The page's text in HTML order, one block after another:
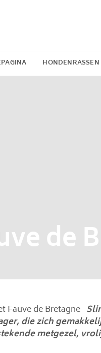
HONDENRASSEN
de
Fauve de Bretagne
die zich
metgezel,